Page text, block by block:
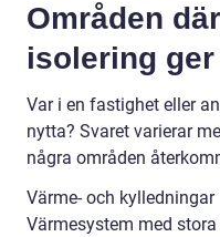
Områden
isolering
Var i en fastighet eller
nytta? Svaret varierar
några områden
Värme- och kylledningar
Värmesystem med